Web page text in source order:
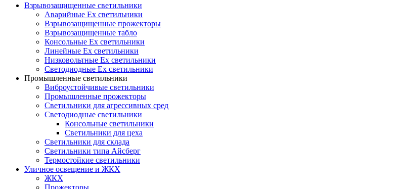
Взрывозащищенные светильники
Аварийные Ex светильники
Взрывозащищенные прожекторы
Взрывозащищенные табло
Консольные Ех светильники
Линейные Ex светильники
Низковольтные Ex светильники
Светодиодные Ex светильники
Промышленные светильники
Виброустойчивые светильники
Промышленные прожекторы
Светильники для агрессивных сред
Светодиодные светильники
Консольные светильники
Светильники для цеха
Светильники для склада
Светильники типа Айсберг
Термостойкие светильники
Уличное освещение и ЖКХ
ЖКХ
Прожекторы